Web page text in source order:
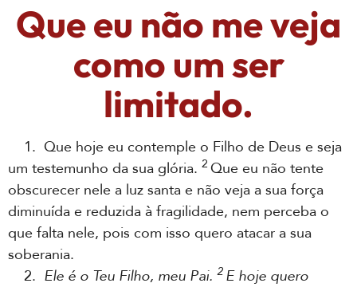
Que eu não me veja
como um ser
limitado.
1. Que hoje eu contemple o Filho de Deus e seja
um testemunho da sua glória. 2 Que eu não tente
obscurecer nele a luz santa e não veja a sua força
diminuída e reduzida à fragilidade, nem perceba o
que falta nele, pois com isso quero atacar a sua
soberania.
2. Ele é o Teu Filho, meu Pai. 2 E hoje quero